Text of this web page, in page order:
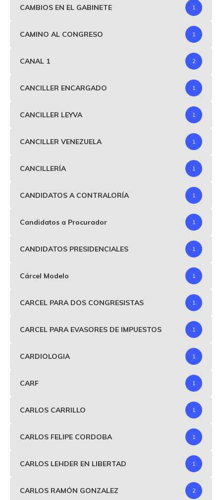
CAMBIOS EN EL GABINETE 1
CAMINO AL CONGRESO 1
CANAL 1 2
CANCILLER ENCARGADO 1
CANCILLER LEYVA 1
CANCILLER VENEZUELA 1
CANCILLERÍA 1
CANDIDATOS A CONTRALORÍA 1
Candidatos a Procurador 1
CANDIDATOS PRESIDENCIALES 1
Cárcel Modelo 1
CARCEL PARA DOS CONGRESISTAS 1
CARCEL PARA EVASORES DE IMPUESTOS 1
CARDIOLOGIA 1
CARF 1
CARLOS CARRILLO 1
CARLOS FELIPE CORDOBA 1
CARLOS LEHDER EN LIBERTAD 1
CARLOS RAMÓN GONZALEZ 2